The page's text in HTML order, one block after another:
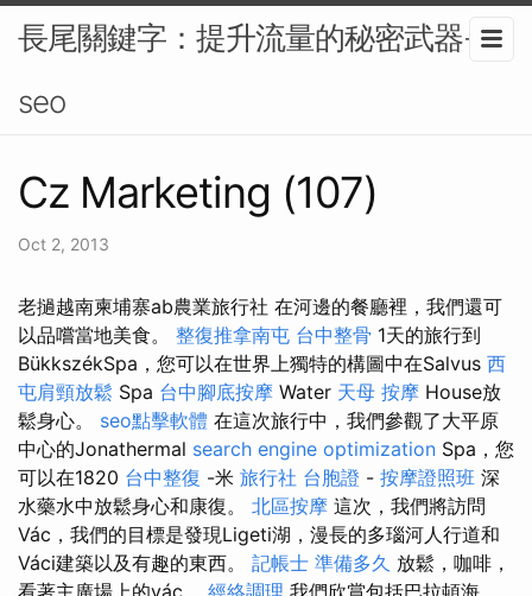
長尾關鍵字：提升流量的秘密武器-
seo
Cz Marketing (107)
Oct 2, 2013
老撾越南柬埔寨ab農業旅行社 在河邊的餐廳裡，我們還可
以品嚐當地美食。 整復推拿南屯 台中整骨 1天的旅行到
BükkszékSpa，您可以在世界上獨特的構圖中在Salvus 西
屯肩頸放鬆 Spa 台中腳底按摩 Water 天母 按摩 House放
鬆身心。 seo點擊軟體 在這次旅行中，我們參觀了大平原
中心的Jonathermal search engine optimization Spa，您
可以在1820 台中整復 -米 旅行社 台胞證 - 按摩證照班 深
水藥水中放鬆身心和康復。 北區按摩 這次，我們將訪問
Vác，我們的目標是發現Ligeti湖，漫長的多瑙河人行道和
Váci建築以及有趣的東西。 記帳士 準備多久 放鬆，咖啡，
看著主廣場上的vác。 經絡調理 我們欣賞包括巴拉頓海